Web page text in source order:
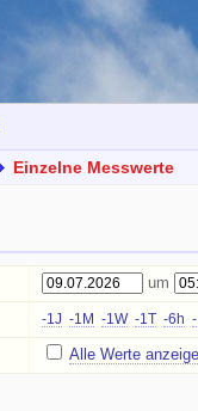
Einzelne Messwerte
um
-1J -1M -1W -1T -6h
Alle Werte